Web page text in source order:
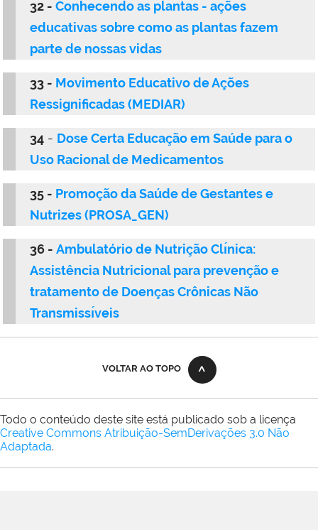
32 - Conhecendo as plantas - ações
educativas sobre como as plantas fazem
parte de nossas vidas
33 - Movimento Educativo de Ações
Ressignificadas (MEDIAR)
34 - Dose Certa Educação em Saúde para o
Uso Racional de Medicamentos
35 - Promoção da Saúde de Gestantes e
Nutrizes (PROSA_GEN)
36 - Ambulatório de Nutrição Clı́nica:
Assistência Nutricional para prevenção e
tratamentode Doenças Crônicas Não
Transmissı́veis
VOLTAR AO TOPO
Todo o conteúdo deste site está publicado sob a licença
Creative Commons Atribuição-SemDerivações 3.0 Não
Adaptada.